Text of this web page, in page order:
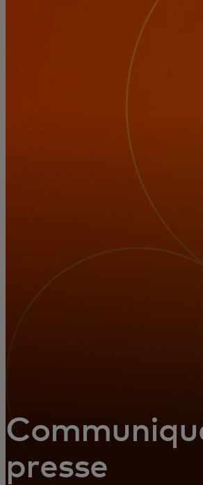
Pour les entreprises
Pour les innovateurs
Actualités et tendances
presse